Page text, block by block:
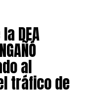
DEA
al
tráfico de